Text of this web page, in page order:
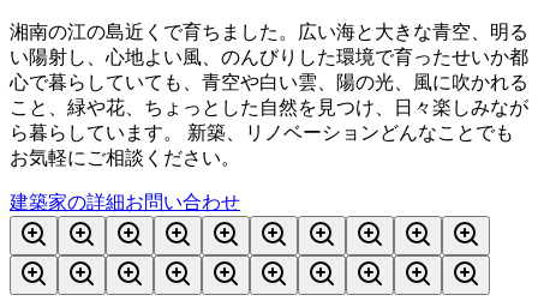
湘南の江の島近くで育ちました。広い海と大きな青空、明る
い陽射し、心地よい風、のんびりした環境で育ったせいか都
心で暮らしていても、青空や白い雲、陽の光、風に吹かれる
こと、緑や花、ちょっとした自然を見つけ、日々楽しみなが
ら暮らしています。 新築、リノベーションどんなことでも
お気軽にご相談ください。
建築家の詳細お問い合わせ